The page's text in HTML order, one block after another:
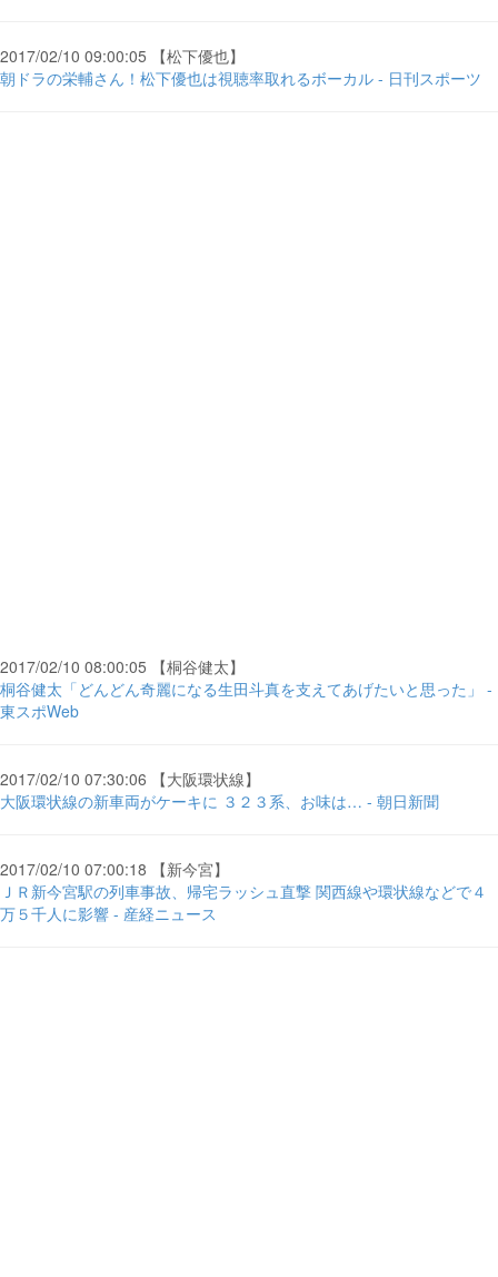
2017/02/10 09:00:05 【松下優也】
朝ドラの栄輔さん！松下優也は視聴率取れるボーカル - 日刊スポーツ
2017/02/10 08:00:05 【桐谷健太】
桐谷健太「どんどん奇麗になる生田斗真を支えてあげたいと思った」 -
東スポWeb
2017/02/10 07:30:06 【大阪環状線】
大阪環状線の新車両がケーキに ３２３系、お味は… - 朝日新聞
2017/02/10 07:00:18 【新今宮】
ＪＲ新今宮駅の列車事故、帰宅ラッシュ直撃 関西線や環状線などで４
万５千人に影響 - 産経ニュース